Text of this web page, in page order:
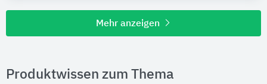
Mehr anzeigen
Produktwissen zum Thema